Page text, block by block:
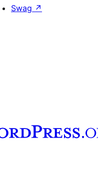
Swag ↗
account